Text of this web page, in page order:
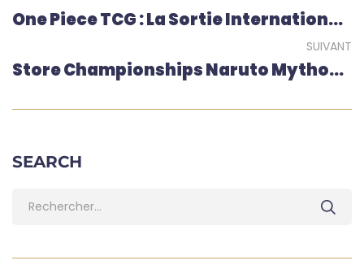
SEARCH
One Piece TCG : La Sortie Internationale Simultanée, Ce Qui Change En France
SUIVANT
Store Championships Naruto Mythos TCG En Europe : Dates, Lieux Et Comment Participer